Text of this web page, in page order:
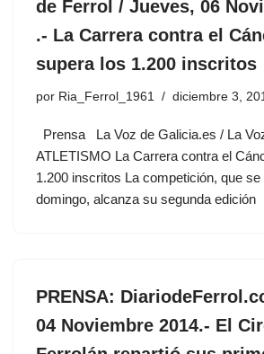
de Ferrol / Jueves, 06
.- La Carrera contra el
supera los 1.200 inscritos
por Ria_Ferrol_1961 diciembre 3,
Prensa La Voz de Galicia.es / La
ATLETISMO La Carrera contra el
1.200 inscritos La competición, que se
domingo, alcanza su segunda
PRENSA:
04 Noviembre 2014.- El